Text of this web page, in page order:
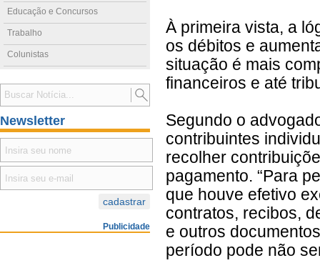
Educação e Concursos
Trabalho
Colunistas
Newsletter
Publicidade
À primeira vista, a
os débitos e
situação é mais
financeiros e até
Segundo o
contribuintes
recolher
pagamento. “Para
que houve efetivo
contratos, recibos,
e outros
período pode não